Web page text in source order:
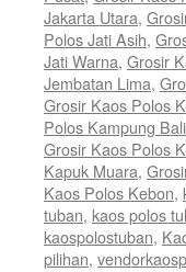
Jakarta Utara,
Polos Jati Asih,
Jati Warna, Grosir
Jembatan Lima,
Grosir Kaos Polos
Polos Kampung Bali
Grosir Kaos Polos
Kapuk Muara,
Kaos Polos Kebon,
tuban, kaos polos
kaospolostuban,
pilihan,